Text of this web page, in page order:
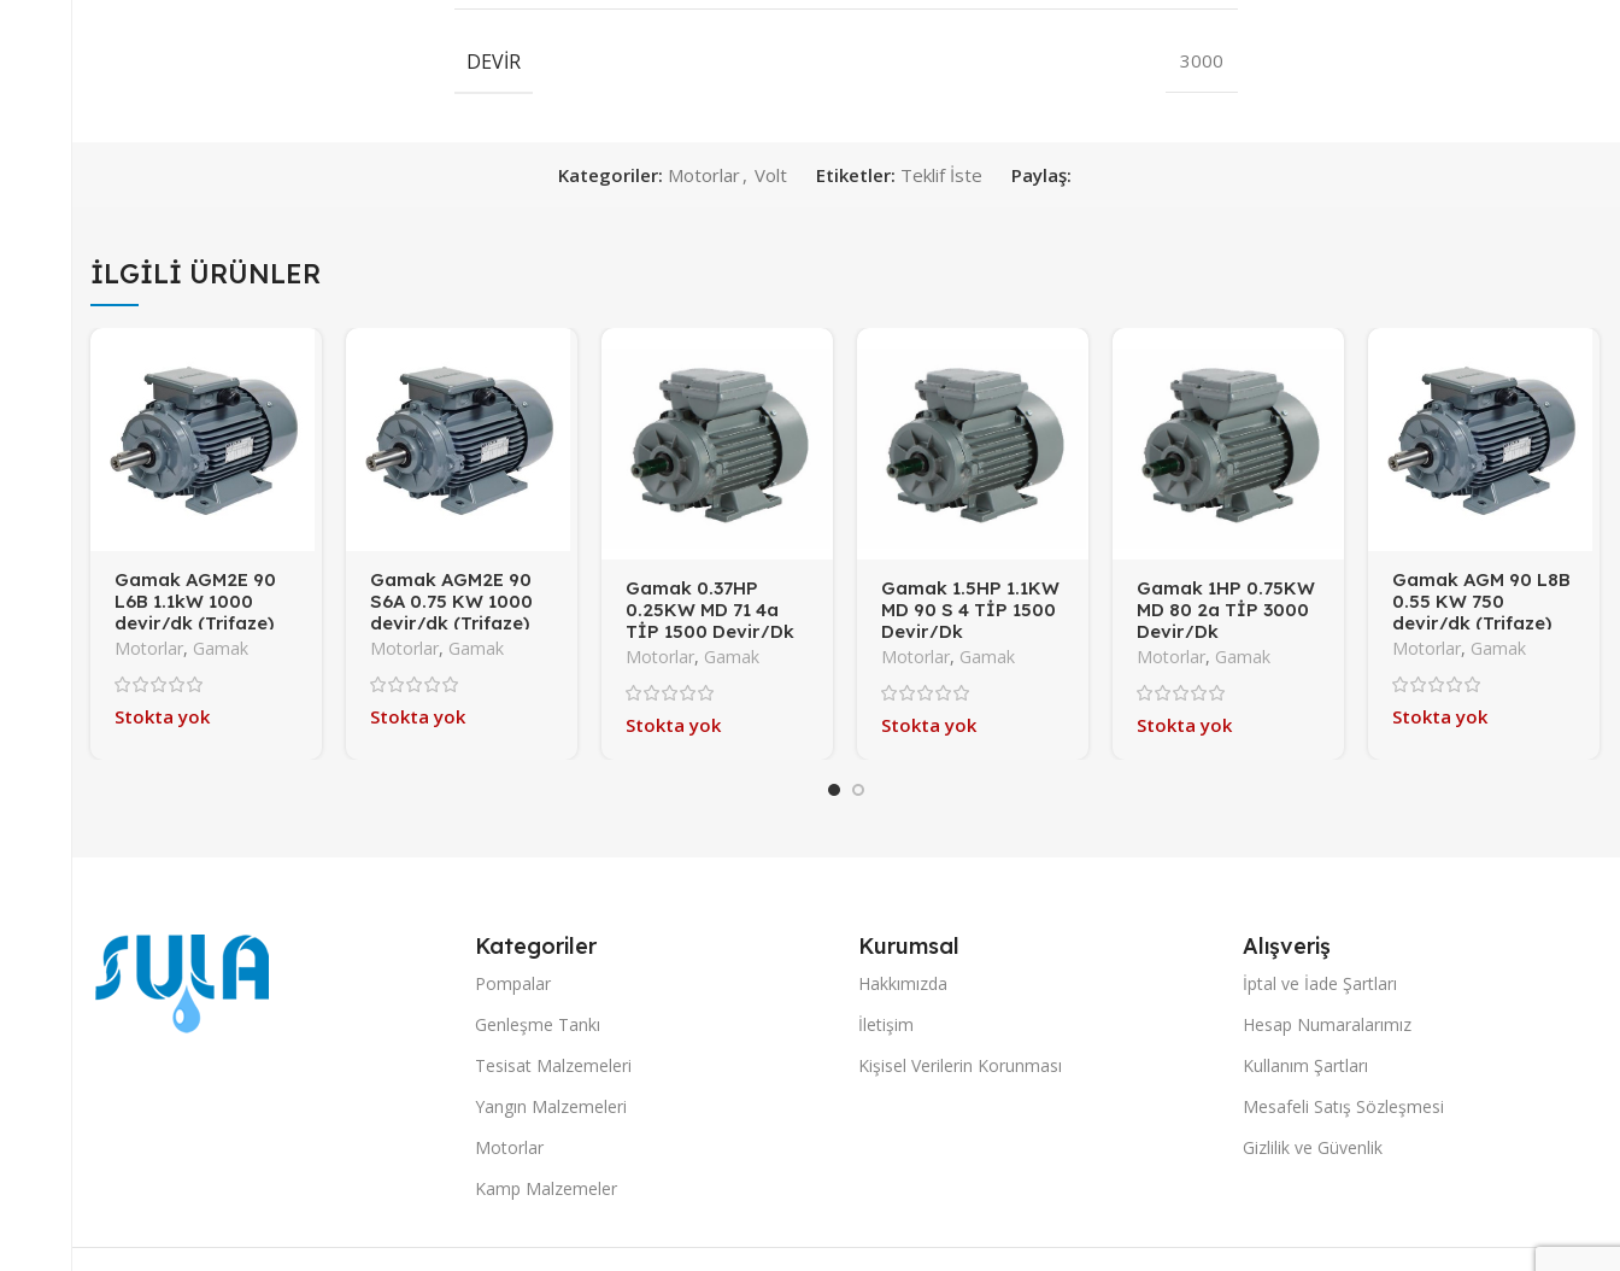
DEVIR 3000
Kategoriler: Motorlar, Volt Etiketler: Teklif İste Paylaş:
İLGILI ÜRÜNLER
Gamak AGM2E 90
L6B 1.1kW 1000
devir/dk (Trifaze)
Motorlar, Gamak
Stokta yok
Gamak AGM2E 90
S6A 0.75 KW 1000
devir/dk (Trifaze)
Motorlar, Gamak
Stokta yok
Gamak 0.37HP
0.25KW MD 71 4a
TİP 1500 Devir/Dk
(Monofaze)
Motorlar, Gamak
Stokta yok
Gamak 1.5HP 1.1KW
MD 90 S 4 TİP 1500
Devir/Dk
(Monofaze)
Motorlar, Gamak
Stokta yok
Gamak 1HP 0.75KW
MD 80 2a TİP 3000
Devir/Dk
(Monofaze)
Motorlar, Gamak
Stokta yok
Gamak AGM 90 L8B
0.55 KW 750
devir/dk (Trifaze)
Motorlar, Gamak
Stokta yok
Kategoriler
Pompalar
Genleşme Tankı
Tesisat Malzemeleri
Yangın Malzemeleri
Motorlar
Kamp Malzemeler
Kurumsal
Hakkımızda
İletişim
Kişisel Verilerin Korunması
Alışveriş
İptal ve İade Şartları
Hesap Numaralarımız
Kullanım Şartları
Mesafeli Satış Sözleşmesi
Gizlilik ve Güvenlik